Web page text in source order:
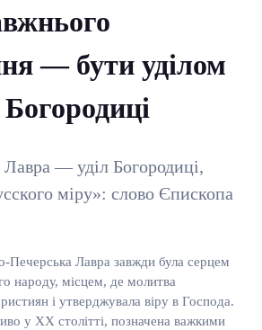
— бути уділом
— уділ Богородиці,
міру»: слово Єпископа
Печерська Лавра завжди була серцем
народу, місцем, де молитва
і утверджувала віру в Господа.
у ХХ столітті, позначена важкими